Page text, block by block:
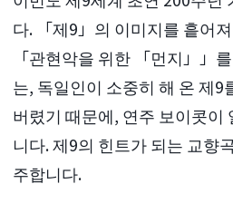
다. 「제9」의 이미지를 흩어
「관현악을 위한 「먼지」」
는, 독일인이 소중히 해 온 제9
버렸기 때문에, 연주 보이콧이
니다. 제9의 힌트가 되는 교향
주합니다.